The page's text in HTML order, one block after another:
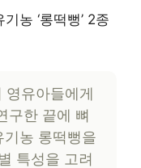
농 ‘롱떡뻥’ 2종
영유아들에게
구한 끝에 뼈
농 롱떡뻥을
특성을 고려